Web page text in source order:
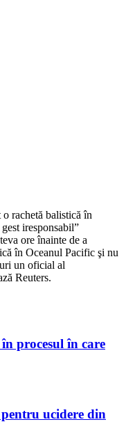
ore înainte de a
în Oceanul Pacific şi nu
un oficial al
Reuters.
procesul în care
ucidere din